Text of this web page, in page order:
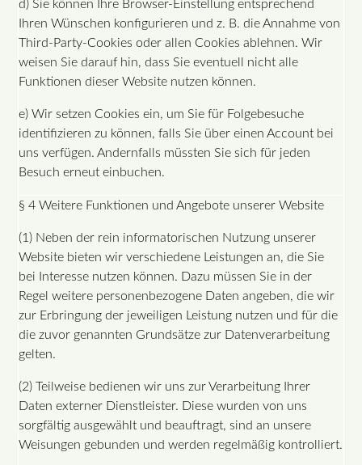
d) Sie können Ihre Browser-Einstellung entsprechend
Ihren Wünschen konfigurieren und z. B. die Annahme von
Third-Party-Cookies oder allen Cookies ablehnen. Wir
weisen Sie darauf hin, dass Sie eventuell nicht alle
Funktionen dieser Website nutzen können.
e) Wir setzen Cookies ein, um Sie für Folgebesuche
identifizieren zu können, falls Sie über einen Account bei
uns verfügen. Andernfalls müssten Sie sich für jeden
Besuch erneut einbuchen.
§ 4 Weitere Funktionen und Angebote unserer Website
(1) Neben der rein informatorischen Nutzung unserer
Website bieten wir verschiedene Leistungen an, die Sie
bei Interesse nutzen können. Dazu müssen Sie in der
Regel weitere personenbezogene Daten angeben, die wir
zur Erbringung der jeweiligen Leistung nutzen und für die
die zuvor genannten Grundsätze zur Datenverarbeitung
gelten.
(2) Teilweise bedienen wir uns zur Verarbeitung Ihrer
Daten externer Dienstleister. Diese wurden von uns
sorgfältig ausgewählt und beauftragt, sind an unsere
Weisungen gebunden und werden regelmäßig kontrolliert.